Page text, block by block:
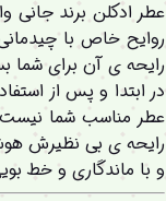
روایح خاص با
رایحه ی آن برای شما
در ابتدا و پس از
عطر مناسب شما نیست
رایحه ی بی نظیرش
و با ماندگاری و خط